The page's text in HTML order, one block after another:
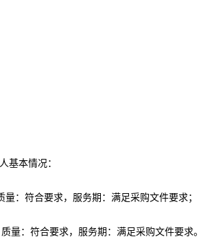
基本情况：
：符合要求，服务期：满足采购文件要求；
量：符合要求，服务期：满足采购文件要求。